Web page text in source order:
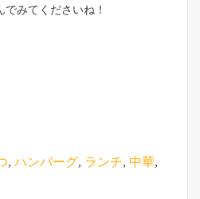
みてくださいね！
, ハンバーグ, ランチ, 中華,